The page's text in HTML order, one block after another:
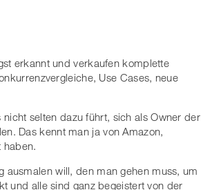
erkannt und verkaufen komplette
Use Cases, neue
selten dazu führt, sich als Owner der
Das kennt man ja von Amazon,
haben.
ausmalen will, den man gehen muss, um
und alle sind ganz begeistert von der